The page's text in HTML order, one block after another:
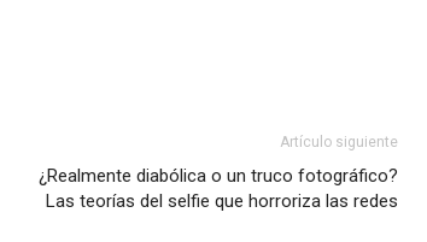
Artículo siguiente
¿Realmente diabólica o un truco fotográfico?
Las teorías del selfie que horroriza las redes